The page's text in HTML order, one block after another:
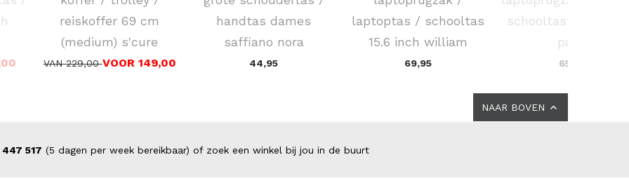
reiskoffer 69 cm
(medium) s'cure
VAN 229,00VOOR 149,00
handtas dames
saffiano nora
44,95
laptoptas / schooltas
15.6 inch william
69,95
schooltas 14 inch
pak'r
65,00
NAAR BOVEN
517 (5 dagen per week bereikbaar) of zoek een winkel bij jou in de buurt